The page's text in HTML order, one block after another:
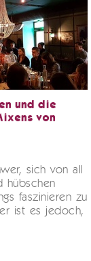
und die
von
sich von all
hübschen
faszinieren zu
ist es jedoch,